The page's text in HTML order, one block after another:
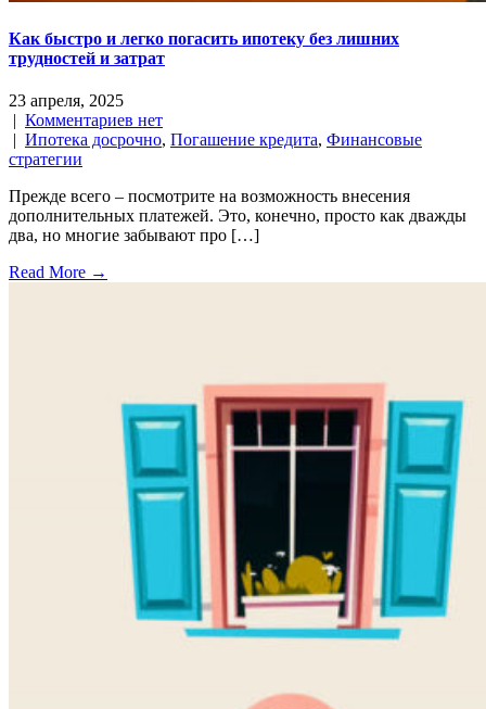
Как быстро и легко погасить ипотеку без лишних
трудностей и затрат
23 апреля, 2025
| Комментариев нет
| Ипотека досрочно, Погашение кредита, Финансовые
стратегии
Прежде всего – посмотрите на возможность внесения
дополнительных платежей. Это, конечно, просто как дважды
два, но многие забывают про […]
Read More →